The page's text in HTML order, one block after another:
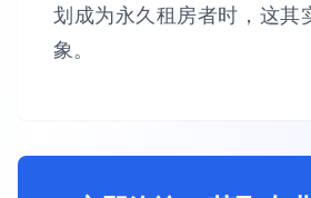
划成为永久租房者时，这其
象。